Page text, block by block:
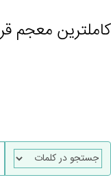
کاملترین معجم